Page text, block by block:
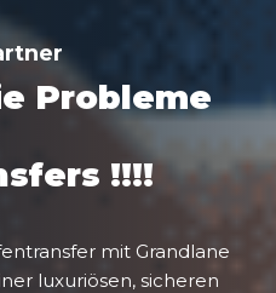
Probleme
!!!!
mit Grandlane
luxuriösen, sicheren